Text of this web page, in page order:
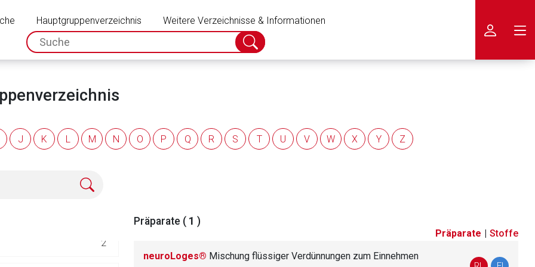
Hauptgruppenverzeichnis
Weitere Verzeichnisse & Informationen
spc.search.input.placeholder
Suche
abschicken
J K L M N O P Q R S T U V W X Y Z
39
2
Präparate ( 1 )
Präparate | Stoffe
neuroLoges® Mischung flüssiger Verdünnungen zum Einnehmen